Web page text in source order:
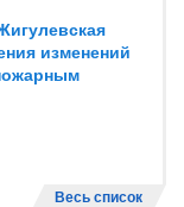
изменений
Весь список